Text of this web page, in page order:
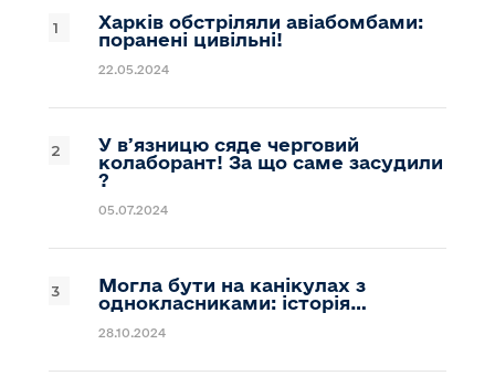
Харків обстріляли авіабомбами:
поранені цивільні!
22.05.2024
У вʼязницю сяде черговий
колаборант! За що саме засудили
?
05.07.2024
Могла бути на канікулах з
однокласниками: історія…
28.10.2024